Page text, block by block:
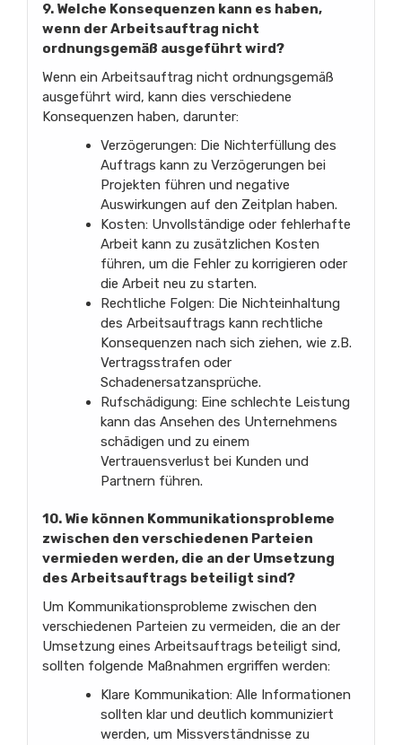
9. Welche Konsequenzen kann es haben,
wenn der Arbeitsauftrag nicht
ordnungsgemäß ausgeführt wird?
Wenn ein Arbeitsauftrag nicht ordnungsgemäß
ausgeführt wird, kann dies verschiedene
Konsequenzen haben, darunter:
Verzögerungen: Die Nichterfüllung des
Auftrags kann zu Verzögerungen bei
Projekten führen und negative
Auswirkungen auf den Zeitplan haben.
Kosten: Unvollständige oder fehlerhafte
Arbeit kann zu zusätzlichen Kosten
führen, um die Fehler zu korrigieren oder
die Arbeit neu zu starten.
Rechtliche Folgen: Die Nichteinhaltung
des Arbeitsauftrags kann rechtliche
Konsequenzen nach sich ziehen, wie z.B.
Vertragsstrafen oder
Schadenersatzansprüche.
Rufschädigung: Eine schlechte Leistung
kann das Ansehen des Unternehmens
schädigen und zu einem
Vertrauensverlust bei Kunden und
Partnern führen.
10. Wie können Kommunikationsprobleme
zwischen den verschiedenen Parteien
vermieden werden, die an der Umsetzung
des Arbeitsauftrags beteiligt sind?
Um Kommunikationsprobleme zwischen den
verschiedenen Parteien zu vermeiden, die an der
Umsetzung eines Arbeitsauftrags beteiligt sind,
sollten folgende Maßnahmen ergriffen werden:
Klare Kommunikation: Alle Informationen
sollten klar und deutlich kommuniziert
werden, um Missverständnisse zu